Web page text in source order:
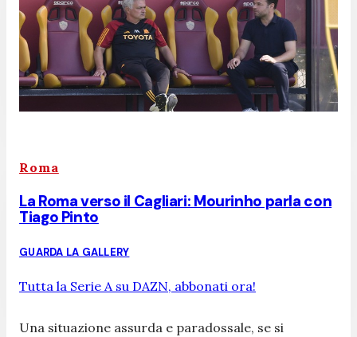
Roma
La Roma verso il Cagliari: Mourinho parla con
Tiago Pinto
GUARDA LA GALLERY
Tutta la Serie A su DAZN, abbonati ora!
Una situazione assurda e paradossale, se si